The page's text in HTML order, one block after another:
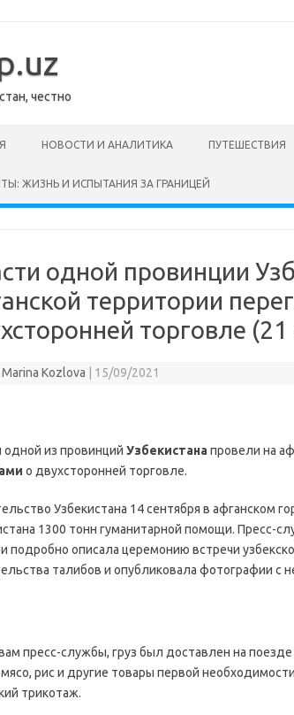
честно
НОВОСТИ И АНАЛИТИКА ПУТЕШЕСТВИЯ
ЖИЗНЬ И ИСПЫТАНИЯ ЗА ГРАНИЦЕЙ
одной провинции
территории
торговле
Marina Kozlova 15/09/2021
одной из провинций Узбекистанапровели на
о двухсторонней торговле.
Узбекистана 14 сентября в афганском
1300 тонн гуманитарной помощи. Пресс-
подробно описала церемонию встречи
талибов и опубликовала фотографии с
пресс-службы, груз был доставлен на поезде
рис и другие товары первой
трикотаж.